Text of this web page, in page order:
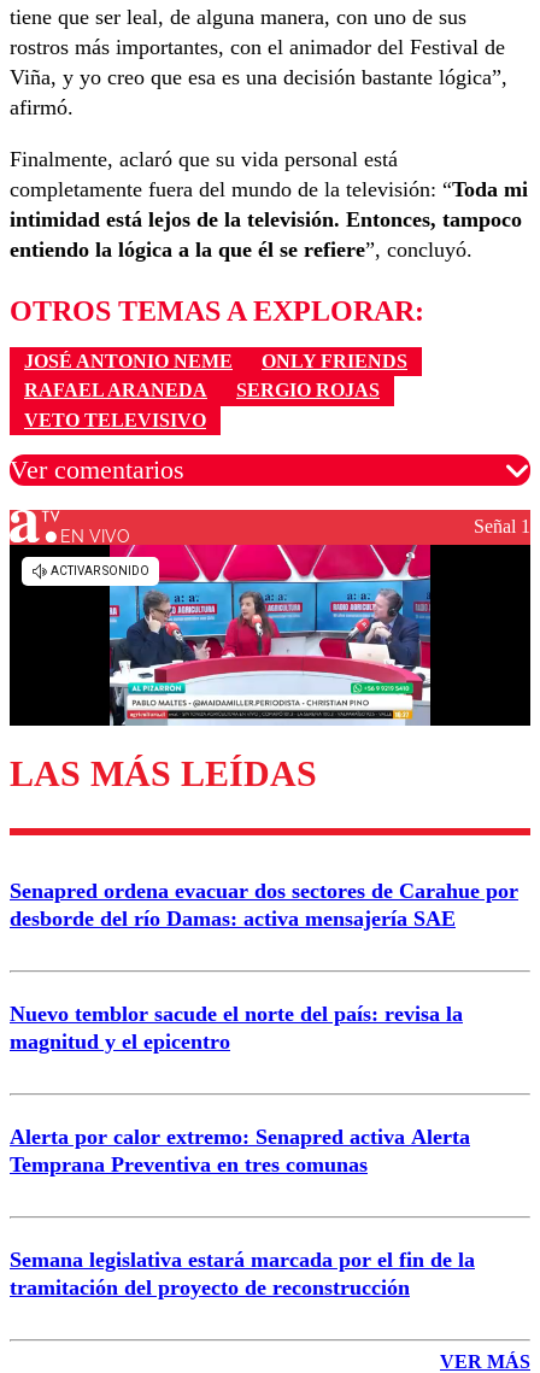
tiene que ser leal, de alguna manera, con uno de sus
rostros más importantes, con el animador del Festival de
Viña, y yo creo que esa es una decisión bastante lógica”,
afirmó.
Finalmente, aclaró que su vida personal está
completamente fuera del mundo de la televisión: “Toda mi
intimidad está lejos de la televisión. Entonces, tampoco
entiendo la lógica a la que él se refiere”, concluyó.
OTROS TEMAS A EXPLORAR:
JOSÉ ANTONIO NEME
ONLY FRIENDS
RAFAEL ARANEDA
SERGIO ROJAS
VETO TELEVISIVO
Ver comentarios
Los comentarios son moderados para garantizar un
diálogo respetuoso.
Enviar comentario
EN VIVO Señal 1
LAS MÁS LEÍDAS
Senapred ordena evacuar dos sectores de Carahue por
desborde del río Damas: activa mensajería SAE
Nuevo temblor sacude el norte del país: revisa la
magnitud y el epicentro
Alerta por calor extremo: Senapred activa Alerta
Temprana Preventiva en tres comunas
Semana legislativa estará marcada por el fin de la
tramitación del proyecto de reconstrucción
VER MÁS